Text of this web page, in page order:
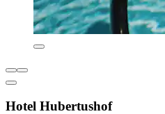
Hotel Hubertushof